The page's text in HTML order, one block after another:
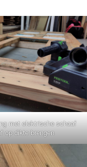
met elektrische schaaf
op dikte brengen